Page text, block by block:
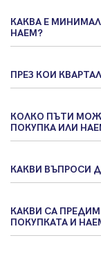
КАКВА Е
НАЕМ?
ПРЕЗ КОИ
КОЛКО ПЪТИ
ПОКУПКА ИЛИ
КАКВИ ВЪПРОСИ
КАКВИ СА
ПОКУПКАТА И